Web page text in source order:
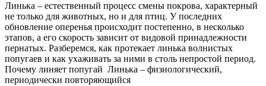
Линька – естественный процесс смены покрова, характерный
не только для животных, но и для птиц. У последних
обновление оперенья происходит постепенно, в несколько
этапов, а его скорость зависит от видовой принадлежности
пернатых. Разберемся, как протекает линька волнистых
попугаев и как ухаживать за ними в столь непростой период.
Почему линяет попугай Линька – физиологический,
периодически повторяющийся